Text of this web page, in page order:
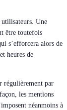
utilisateurs. Une
être toutefois
s’efforcera alors de
heures de
régulièrement par
les mentions
néanmoins à